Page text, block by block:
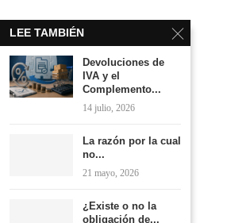
LEE TAMBIÉN
Devoluciones de
IVA y el
Complemento...
14 julio, 2026
La razón por la cual
no...
21 mayo, 2026
¿Existe o no la
obligación de...